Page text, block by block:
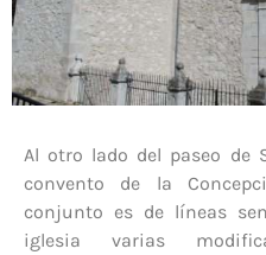
Al otro lado del paseo de
convento de la
conjunto es de líneas
iglesia varias